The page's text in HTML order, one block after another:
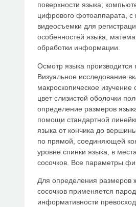
поверхности языка;
цифрового фотоаппарата,
видеосъемки для
особенностей языка,
обработки информации.
Осмотр языка
Визуальное исследование
макроскопическое
цвет слизистой оболочки
определение размеров
помощи стандартной
языка от кончика до
по прямой, соединяющей
уровне спинки языка, в
сосочков. Все параметры
Для определения размеров
сосочков применяется
информативности